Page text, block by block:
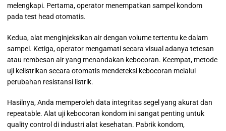
melengkapi. Pertama, operator menempatkan sampel kondom
pada test head otomatis.
Kedua, alat menginjeksikan air dengan volume tertentu ke dalam
sampel. Ketiga, operator mengamati secara visual adanya tetesan
atau rembesan air yang menandakan kebocoran. Keempat, metode
uji kelistrikan secara otomatis mendeteksi kebocoran melalui
perubahan resistansi listrik.
Hasilnya, Anda memperoleh data integritas segel yang akurat dan
repeatable. Alat uji kebocoran kondom ini sangat penting untuk
quality control di industri alat kesehatan. Pabrik kondom,